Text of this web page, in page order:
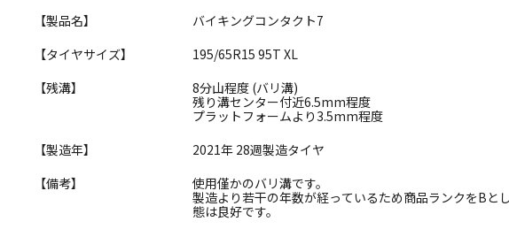
【製品名】
バイキングコンタクト7
【タイヤサイズ】
195/65R15 95T XL
【残溝】
8分山程度 (バリ溝)
残り溝センター付近6.5mm程度
プラットフォームより3.5mm程度
【製造年】
2021年 28週製造タイヤ
【備考】
使用僅かのバリ溝です。
製造より若干の年数が経っているため商品ランクをBと
態は良好です。